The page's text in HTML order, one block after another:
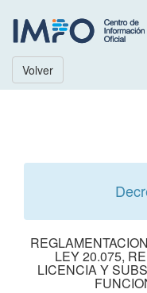
Volver
LEY 20.075,
LICENCIA Y